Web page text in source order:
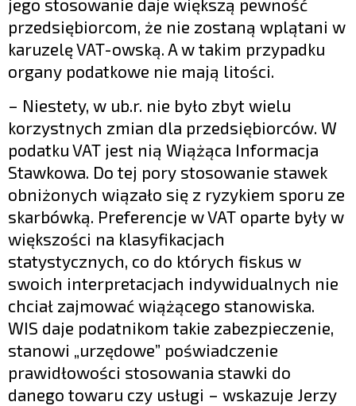
jego stosowanie daje większą pewność
przedsiębiorcom, że nie zostaną wplątani w
karuzelę VAT-owską. A w takim przypadku
organy podatkowe nie mają litości.
– Niestety, w ub.r. nie było zbyt wielu
korzystnych zmian dla przedsiębiorców. W
podatku VAT jest nią Wiążąca Informacja
Stawkowa. Do tej pory stosowanie stawek
obniżonych wiązało się z ryzykiem sporu ze
skarbówką. Preferencje w VAT oparte były w
większości na klasyfikacjach
statystycznych, co do których fiskus w
swoich interpretacjach indywidualnych nie
chciał zajmować wiążącego stanowiska.
WIS daje podatnikom takie zabezpieczenie,
stanowi „urzędowe” poświadczenie
prawidłowości stosowania stawki do
danego towaru czy usługi – wskazuje Jerzy